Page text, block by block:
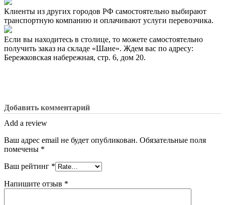
Клиенты из других городов РФ самостоятельно выбирают
транспортную компанию и оплачивают услуги перевозчика.
Если вы находитесь в столице, то можете самостоятельно
получить заказ на складе «Шане». Ждем вас по адресу:
Бережковская набережная, стр. 6, дом 20.
Добавить комментарий
Add a review
Ваш адрес email не будет опубликован. Обязательные поля
помечены *
Ваш рейтинг *
Напишите отзыв *